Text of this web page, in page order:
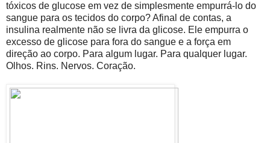
tóxicos de glucose em vez de simplesmente empurrá-lo do
sangue para os tecidos do corpo? Afinal de contas, a
insulina realmente não se livra da glicose. Ele empurra o
excesso de glicose para fora do sangue e a força em
direção ao corpo. Para algum lugar. Para qualquer lugar.
Olhos. Rins. Nervos. Coração.